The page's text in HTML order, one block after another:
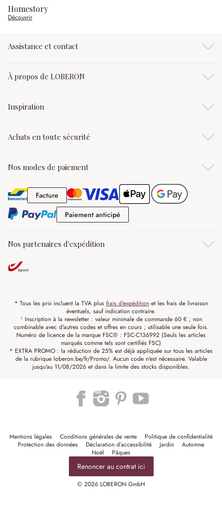
Homestory
Découvrir
Assistance et contact
À propos de LOBERON
Inspiration
Achats en toute sécurité
Nos modes de paiement
FactureFacture
Paiement anticipé
Nos partenaires d'expédition
* Tous les prix incluent la TVA plus frais d'expéditionet les frais de livraison
éventuels, sauf indication contraire.
¹ Inscription à la newsletter : valeur minimale de commande 60 € ; non
combinable avec d'autres codes et offres en cours ; utilisable une seule fois.
Numéro de licence de la marque FSC® : FSC-C136992 (Seuls les articles
marqués comme tels sont certifiés FSC)
* EXTRA PROMO : la réduction de 25% est déjà appliquée sur tous les articles
de la rubrique loberon.be/fr/Promo/. Aucun code n'est nécessaire. Valable
jusqu'au 11/08/2026 et dans la limite des stocks disponibles.
Mentions légales Conditions générales de vente
Politique de confidentialité
Protection des données
Déclaration d’accessibilité Jardin
Automne
Noël
Pâques
Renoncer au contrat ici
© 2026 LOBERON GmbH